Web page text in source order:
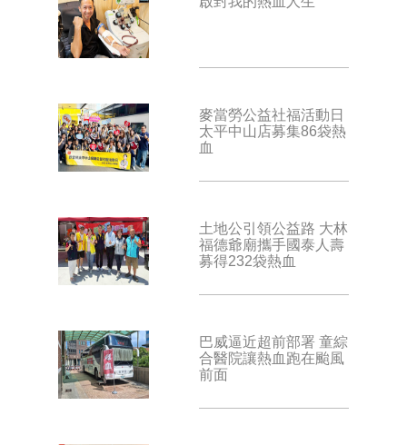
麥當勞公益社福活動日
太平中山店募集86袋熱
血
土地公引領公益路 大林
福德爺廟攜手國泰人壽
募得232袋熱血
巴威逼近超前部署 童綜
合醫院讓熱血跑在颱風
前面